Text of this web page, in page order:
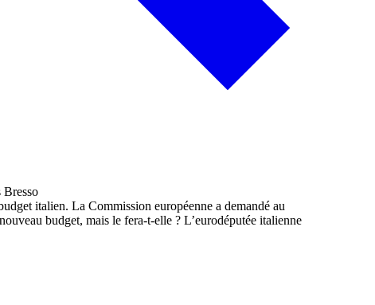
italien. La Commission européenne a demandé au
budget, mais le fera-t-elle ? L’eurodéputée italienne